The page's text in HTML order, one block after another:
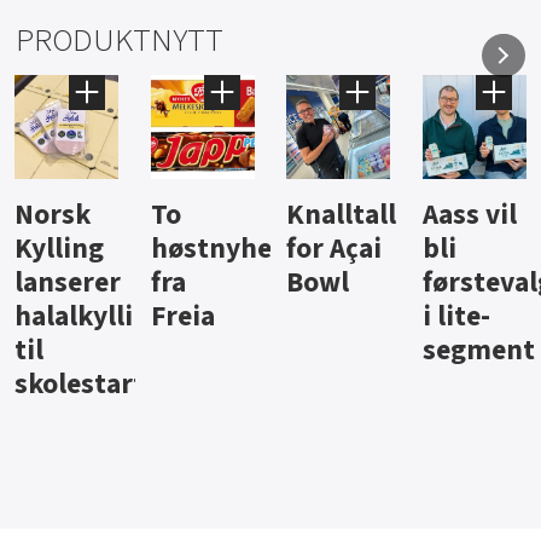
PRODUKTNYTT
Knalltall
for Açai
Bowl
Aass vil
bli
førstevalg
i lite-
Brus og
jus fra
Berentsen
Hard
iste fra
Hansa